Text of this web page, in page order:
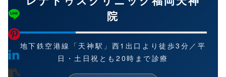
院
地下鉄空港線「天神駅」西1出口より徒歩3分／平
日・土日祝とも20時まで診療